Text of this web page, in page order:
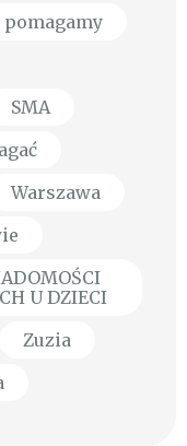
pomagamy
SMA
Warszawa
U DZIECI
Zuzia